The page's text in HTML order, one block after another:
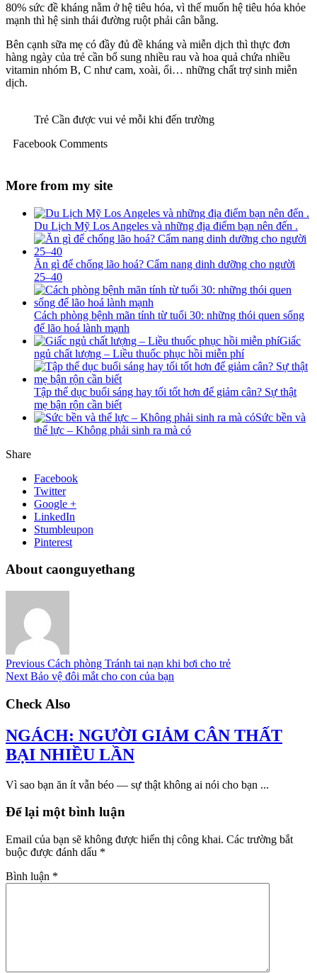
80% sức đề kháng nằm ở hệ tiêu hóa, vì thế muốn hệ tiêu hóa khỏe
mạnh thì hệ sinh thái đường ruột phải cân bằng.
Bên cạnh sữa mẹ có đầy đủ đề kháng và miễn dịch thì thực đơn
hàng ngày của trẻ cần bổ sung nhiều rau và hoa quả chứa nhiều
vitamin nhóm B, C như cam, xoài, ổi… những chất trợ sinh miễn
dịch.
Trẻ Cần được vui vẻ mỗi khi đến trường
Facebook Comments
More from my site
Du Lịch Mỹ Los Angeles và những địa điểm bạn nên đến .
Ăn gì để chống lão hoá? Cẩm nang dinh dưỡng cho người
25–40
Cách phòng bệnh mãn tính từ tuổi 30: những thói quen sống
để lão hoá lành mạnh
Giấc
ngủ chất lượng – Liều thuốc phục hồi miễn phí
Tập thể dục buổi sáng hay tối tốt hơn để giảm cân? Sự thật
mẹ bận rộn cần biết
Sức bền và
thể lực – Không phải sinh ra mà có
Share
Facebook
Twitter
Google +
LinkedIn
Stumbleupon
Pinterest
About caonguyethang
Previous Cách phòng Tránh tai nạn khi bơi cho trẻ
Next Bảo vệ đôi mắt cho con của bạn
Check Also
NGÁCH: NGƯỜI GIẢM CÂN THẤT
BẠI NHIỀU LẦN
Vì sao bạn ăn ít vẫn béo — sự thật không ai nói cho bạn ...
Để lại một bình luận
Email của bạn sẽ không được hiển thị công khai. Các trường bắt
buộc được đánh dấu *
Bình luận *